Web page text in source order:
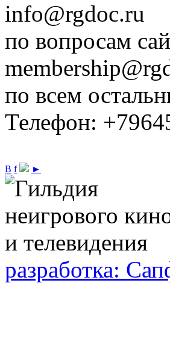
info@rgdoc.ru
по вопросам
по всем
Телефон:
В f ►
разработка: